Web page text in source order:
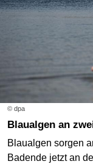
© dpa
Blaualgen an
Blaualgen sorgen
Badende jetzt an